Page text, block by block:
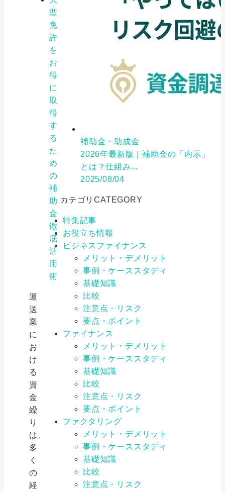
型
免
許
を
お
得
に
取
得
す
る
た
め
の
補
助
金
徹
底
活
用
術
運
送
業
に
お
け
る
資
金
繰
り
は、
多
く
の
経
補助金・助成金
2026年最新版｜補助金の「内示」
とは？仕組み...
2025/08/04
カテゴリCATEGORY
特集記事
お役立ち情報
ビジネスファイナンス
メリット・デメリット
事例・ケーススタディ
基礎知識
比較
注意点・リスク
要点・ポイント
ファイナンス
メリット・デメリット
事例・ケーススタディ
基礎知識
比較
注意点・リスク
要点・ポイント
ファクタリング
メリット・デメリット
事例・ケーススタディ
基礎知識
比較
注意点・リスク